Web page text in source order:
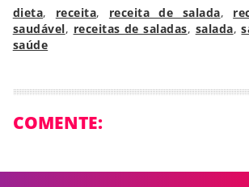
dieta, receita, receita de salada,
saudável, receitas de saladas, salada,
saúde
COMENTE: